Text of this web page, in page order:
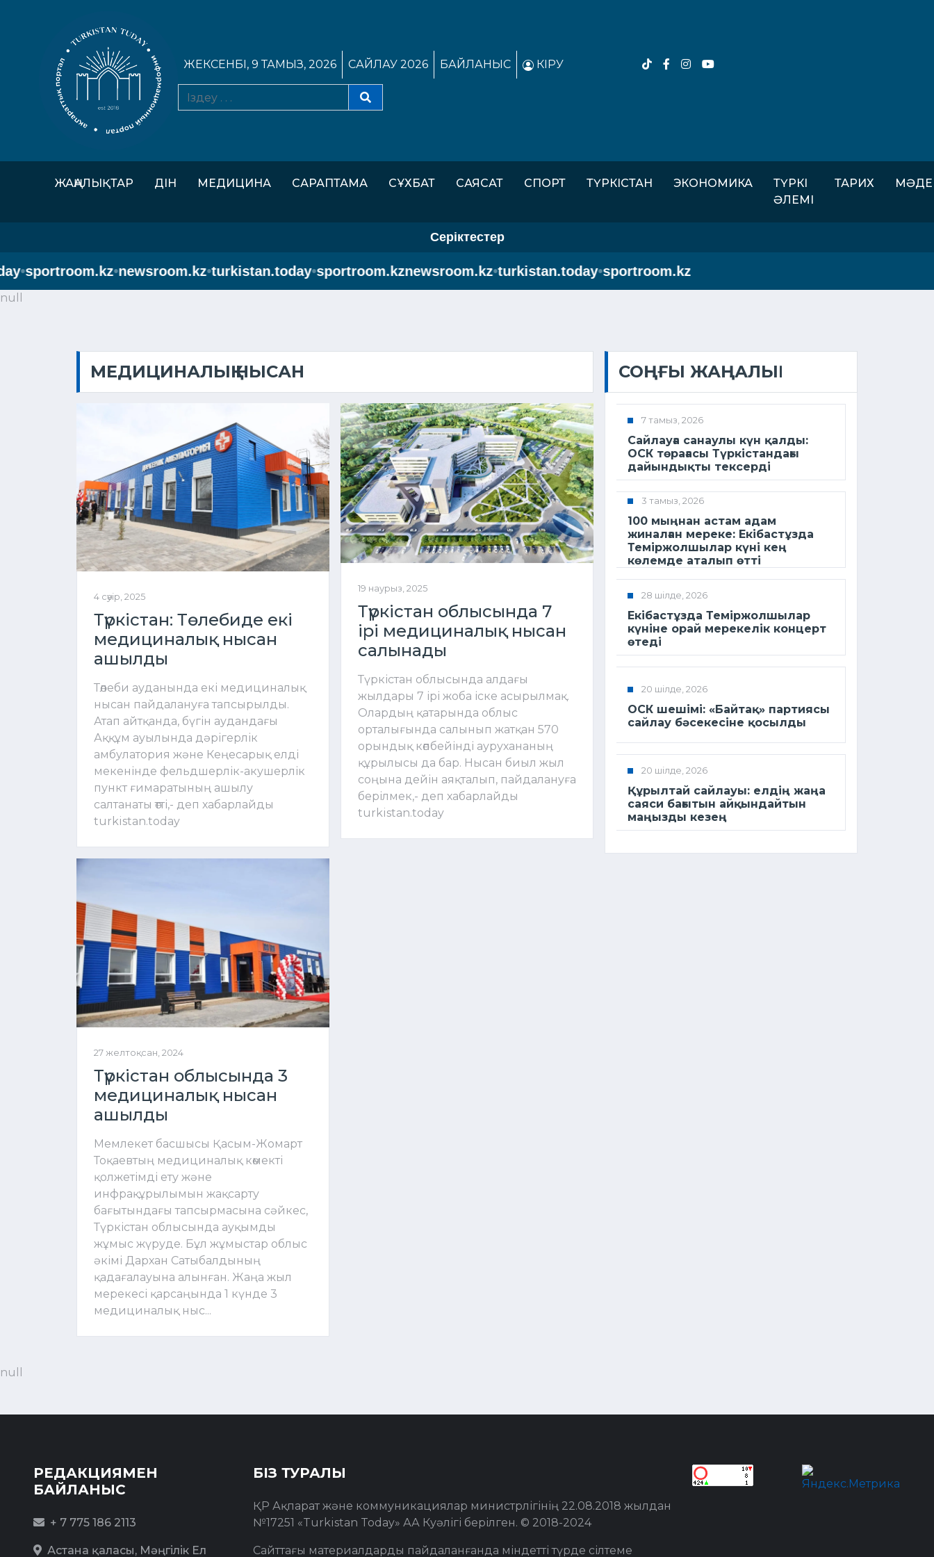
ЖЕКСЕНБІ, 9 ТАМЫЗ, 2026 САЙЛАУ 2026 БАЙЛАНЫС КІРУ
ЖАҢАЛЫҚТАР ДІН МЕДИЦИНА САРАПТАМА СҰХБАТ САЯСАТ СПОРТ ТҮРКІСТАН ЭКОНОМИКА
ТҮРКІ
ӘЛЕМІ
ТАРИХ
Серіктестер
•sportroom.kz •newsroom.kz •turkistan.today•sportroom.kz newsroom.kz •turkistan.today•sportroom.kz
null
МЕДИЦИНАЛЫҚ НЫСАН
4 сәуір, 2025
Түркістан: Төлебиде екі
медициналық нысан
ашылды
Төлеби ауданында екі медициналық
нысан пайдалануға тапсырылды.
Атап айтқанда, бүгін аудандағы
Аққұм ауылында дәрігерлік
амбулатория және Кеңесарық елді
мекенінде фельдшерлік-акушерлік
пункт ғимаратының ашылу
салтанаты өтті,- деп хабарлайды
turkistan.today
19 наурыз, 2025
Түркістан облысында 7
ірі медициналық нысан
салынады
Түркістан облысында алдағы
жылдары 7 ірі жоба іске асырылмақ.
Олардың қатарында облыс
орталығында салынып жатқан 570
орындық көпбейінді аурухананың
құрылысы да бар. Нысан биыл жыл
соңына дейін аяқталып, пайдалануға
берілмек,- деп хабарлайды
turkistan.today
27 желтоқсан, 2024
Түркістан облысында 3
медициналық нысан
ашылды
Мемлекет басшысы Қасым-Жомарт
Тоқаевтың медициналық көмекті
қолжетімді ету және
инфрақұрылымын жақсарту
бағытындағы тапсырмасына сәйкес,
Түркістан облысында ауқымды
жұмыс жүруде. Бұл жұмыстар облыс
әкімі Дархан Сатыбалдының
қадағалауына алынған. Жаңа жыл
мерекесі қарсаңында 1 күнде 3
медициналық ныс...
СОҢҒЫ ЖАҢАЛЫҚ
7 тамыз, 2026
Сайлауға санаулы күн қалды:
ОСК төрағасы Түркістандағы
дайындықты тексерді
3 тамыз, 2026
100 мыңнан астам адам
жиналған мереке: Екібастұзда
Теміржолшылар күні кең
көлемде аталып өтті
28 шілде, 2026
Екібастұзда Теміржолшылар
күніне орай мерекелік концерт
өтеді
20 шілде, 2026
ОСК шешімі: «Байтақ» партиясы
сайлау бәсекесіне қосылды
20 шілде, 2026
Құрылтай сайлауы: елдің жаңа
саяси бағытын айқындайтын
маңызды кезең
null
РЕДАКЦИЯМЕН
БАЙЛАНЫС
+ 7 775 186 2113
Астана қаласы, Мәңгілік Ел
БІЗ ТУРАЛЫ
ҚР Ақпарат және коммуникациялар министрлігінің 22.08.2018 жылдан
№17251 «Turkistan Today» АА Куәлігі берілген. © 2018-2024
Сайттағы материалдарды пайдаланғанда міндетті түрде сілтеме